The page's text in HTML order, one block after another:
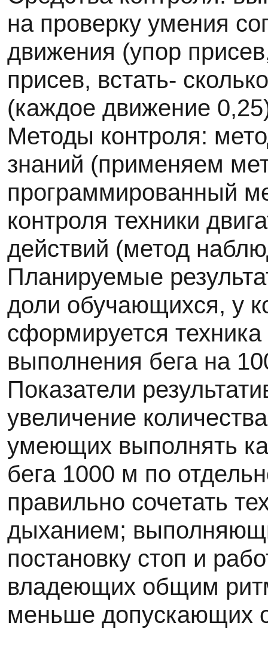
на проверку умения
движения (упор
присев, встать-
(каждое движение
Методы контроля:
знаний (применяем
программированный
контроля техники
действий (метод
Планируемые
доли обучающихся, у
сформируется техника
выполнения бега на
Показатели
увеличение
умеющих выполнять
бега 1000 м по
правильно сочетать
дыханием;
постановку стоп и
владеющих общим
меньше допускающих